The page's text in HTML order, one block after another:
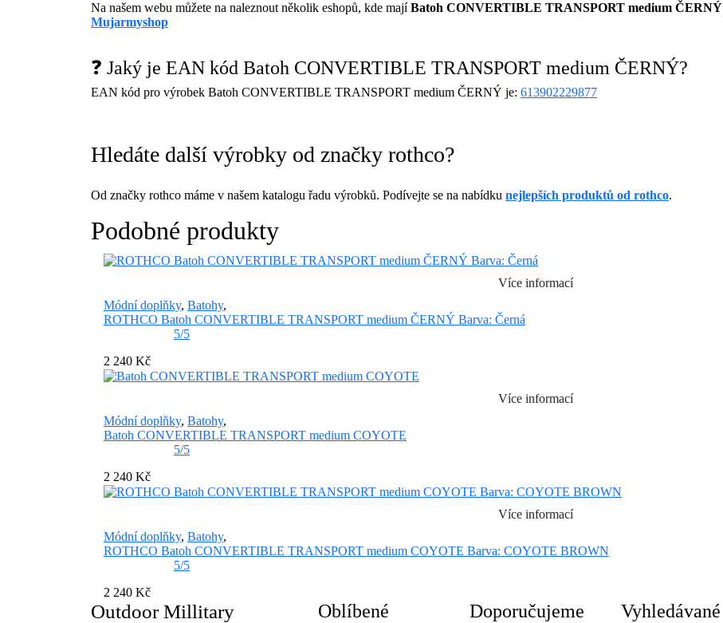
Na našem webu můžete na naleznout několik eshopů, kde majíBatoh CONVERTIBLE TRANSPORT medium ČERNÝ
Mujarmyshop
❓ Jaký je EAN kód Batoh CONVERTIBLE TRANSPORT medium ČERNÝ?
EAN kód pro výrobek Batoh CONVERTIBLE TRANSPORT medium ČERNÝ je: 613902229877
Hledáte další výrobky od značky rothco?
Od značky rothco máme v našem katalogu řadu výrobků. Podívejte se na nabídku nejlepších produktů od rothco.
Podobné produkty
Více informací
Módní doplňky, Batohy,
ROTHCO Batoh CONVERTIBLE TRANSPORT medium ČERNÝ Barva: Černá
5/5
2 240 Kč
Více informací
Módní doplňky, Batohy,
Batoh CONVERTIBLE TRANSPORT medium COYOTE
5/5
2 240 Kč
Více informací
Módní doplňky, Batohy,
ROTHCO Batoh CONVERTIBLE TRANSPORT medium COYOTE Barva: COYOTE BROWN
5/5
2 240 Kč
Outdoor Millitary Oblíbené Doporučujeme Vyhledávané